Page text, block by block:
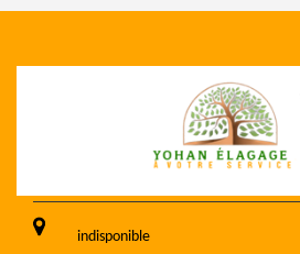
indisponible